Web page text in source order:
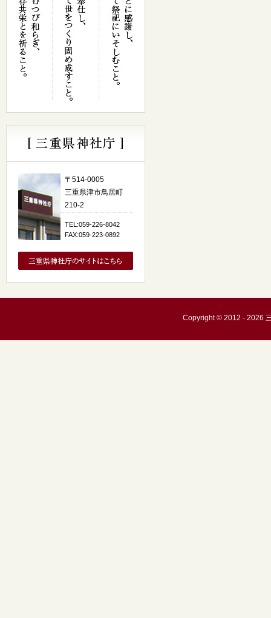
〒514-0005
三重県津市鳥居町
210-2
TEL:059-226-8042
FAX:059-223-0892
Copyright © 2012 - 2026